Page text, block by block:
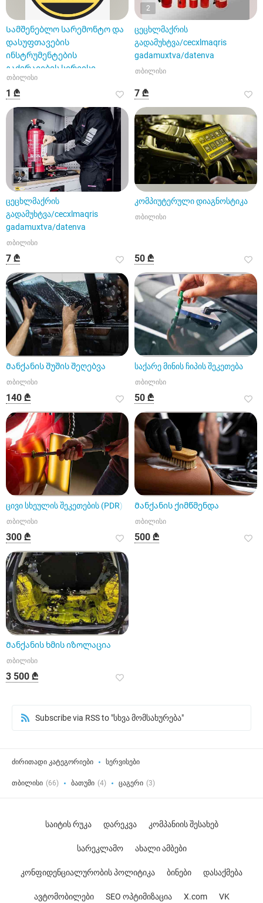
Სამშენებლო სარემონტო და
დასუფთავების
ინსტრუმენტების
გაქირავების სერვისი
თბილისი
1 ₾
2
ცეცხლმაქრის
გადამუხტვა/cecxlmaqris
gadamuxtva/datenva
თბილისი
7 ₾
2
ცეცხლმაქრის
გადამუხტვა/cecxlmaqris
gadamuxtva/datenva
თბილისი
7 ₾
კომპიუტერული დიაგნოსტიკა
თბილისი
50 ₾
Მანქანის შუშის შეღებვა
თბილისი
140 ₾
საქარე მინის ჩიპის შეკეთება
თბილისი
50 ₾
ცივი სხეულის შეკეთების (PDR)
თბილისი
300 ₾
Მანქანის ქიმწმენდა
თბილისი
500 ₾
Მანქანის ხმის იზოლაცია
თბილისი
3 500 ₾
Subscribe via RSS to "სხვა მომსახურება"
ძირითადი კატეგორიები სერვისები
თბილისი (66) ბათუმი (4) ცაგერი (3)
საიტის რუკა დარეკვა კომპანიის შესახებ
სარეკლამო ახალი ამბები
კონფიდენციალურობის პოლიტიკა ბინები დასაქმება
ავტომობილები SEO ოპტიმიზაცია X.com VK